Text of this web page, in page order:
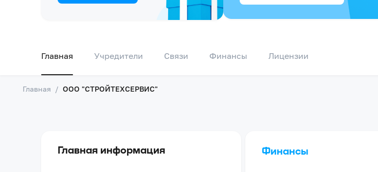
Главная Учредители Связи Финансы Лицензии
Главная / ООО "СТРОЙТЕХСЕРВИС"
Главная информация Финансы